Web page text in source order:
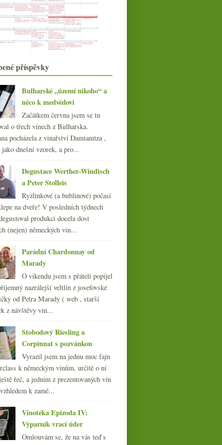
Výtečný Riesling z Pfalze
a další z Weinviertelu
Degustace a ochutnávkové sety
sherry
Parádní Müller-Thurgau a slušný
Juhfark
Spotřeba vína , vinné expozice,
Querbach a Riesling se svérázným
přístupem
Ryzlink! Chutné kousky z Pfalze a
Weinviertelu
dubna(19)
března (22)
února(15)
ledna(21)
(239)
(239)
(238)
(240)
(240)
(250)
(251)
(254)
(249)
(254)
(252)
(249)
(249)
(270)
(108)
příspěvky
Bulharské „území nikoho“ a
něco k medvědovi
Začátkem června jsem se tu
o třech vínech z Bulharska.
pocházela z vinařství Damianitza ,
jako dnešní vzorek, a pro...
Degustace Werther-Windisch
a Peter Stolleis
Ryzlinkové (a bublinové) počasí
na dveře! V posledních týdnech
produkci docela dost
(nejen) německých vin...
Parádní Chardonnay od
Marady
O víkendu jsem s přáteli popíjel
nazrálejší veltlín z josefovské
od Petra Marady ( web , starší
z návštěvy vin...
Stobodový Riesling a
Corpinnat s pozvánkou
Vyrazil jsem na jednu moc fajn
k německým vínům, určitě o ní
řeč, a jedním z prezentovaných vín
k zamě...
Vinotéka Epizoda IV:
Výparník vrací úder
Omlouvám se, že na vás teď s